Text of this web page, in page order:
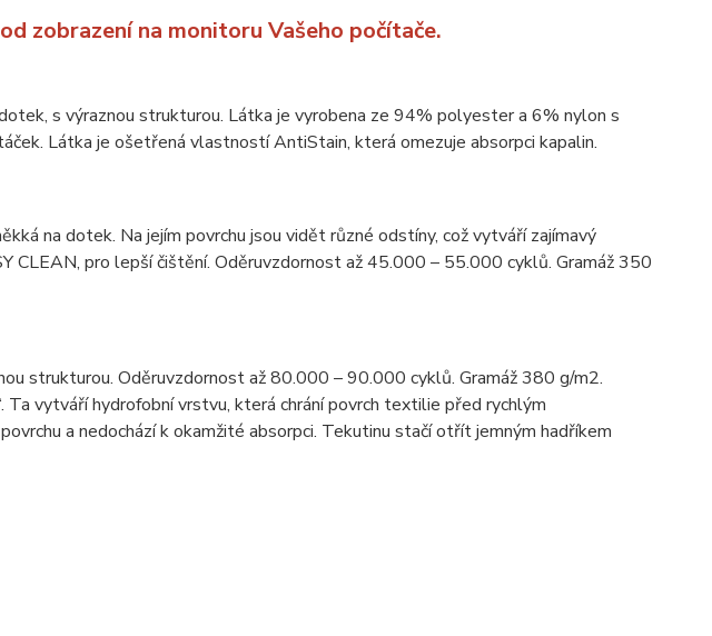
zobrazení na monitoru Vašeho počítače.
s výraznou strukturou. Látka je vyrobena ze 94% polyester a 6% nylon s
Látka je ošetřená vlastností AntiStain, která omezuje absorpci kapalin.
na dotek. Na jejím povrchu jsou vidět různé odstíny, což vytváří zajímavý
CLEAN, pro lepší čištění. Oděruvzdornost až 45.000 – 55.000 cyklů. Gramáž 350
strukturou. Oděruvzdornost až 80.000 – 90.000 cyklů. Gramáž 380 g/m2.
Ta vytváří hydrofobní vrstvu, která chrání povrch textilie před rychlým
a nedochází k okamžité absorpci. Tekutinu stačí otřít jemným hadříkem